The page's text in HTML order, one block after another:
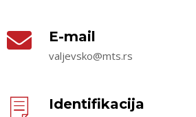
E-mail
valjevsko@mts.rs
Identifikacija